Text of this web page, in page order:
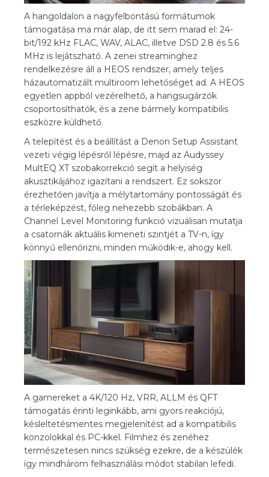
A hangoldalon a nagyfelbontású formátumok
támogatása ma már alap, de itt sem marad el: 24-
bit/192 kHz FLAC, WAV, ALAC, illetve DSD 2.8 és 5.6
MHz is lejátszható. A zenei streaminghez
rendelkezésre áll a HEOS rendszer, amely teljes
házautomatizált multiroom lehetőséget ad. A HEOS
egyetlen appból vezérelhető, a hangsugárzók
csoportosíthatók, és a zene bármely kompatibilis
eszközre küldhető.
A telepítést és a beállítást a Denon Setup Assistant
vezeti végig lépésről lépésre, majd az Audyssey
MultEQ XT szobakorrekció segít a helyiség
akusztikájához igazítani a rendszert. Ez sokszor
érezhetően javítja a mélytartomány pontosságát és
a térleképzést, főleg nehezebb szobákban. A
Channel Level Monitoring funkció vizuálisan mutatja
a csatornák aktuális kimeneti szintjét a TV-n, így
könnyű ellenőrizni, minden működik-e, ahogy kell.
A gamereket a 4K/120 Hz, VRR, ALLM és QFT
támogatás érinti leginkább, ami gyors reakciójú,
késleltetésmentes megjelenítést ad a kompatibilis
konzolokkal és PC-kkel. Filmhez és zenéhez
természetesen nincs szükség ezekre, de a készülék
így mindhárom felhasználási módot stabilan lefedi.